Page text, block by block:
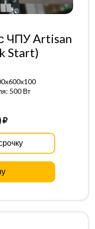
ЧПУ Artisan
Start)
500 Вт